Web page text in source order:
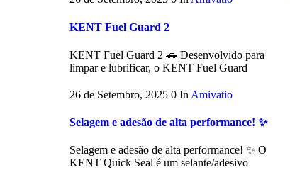
KENT Fuel Guard 2
KENT Fuel Guard 2 🚗 Desenvolvido para
limpar e lubrificar, o KENT Fuel Guard
26 de Setembro, 2025 0 In Amivatio
Selagem e adesão de alta performance! ✨
Selagem e adesão de alta performance! ✨ O
KENT Quick Seal é um selante/adesivo